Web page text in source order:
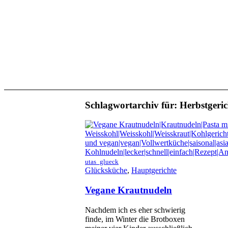
Schlagwortarchiv für:
utas_glueck
Glücksküche, Hauptgerichte
Vegane Krautnudeln
Nachdem ich es eher schwierig
finde, im Winter die Brotboxen